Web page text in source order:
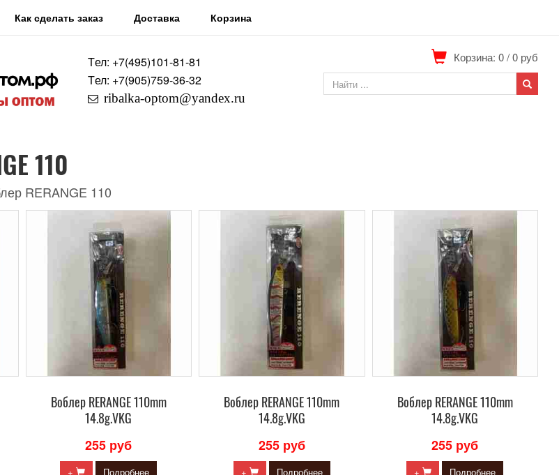
Как сделать заказ Доставка Корзина
Tел: +7(495)101-81-81
Tел: +7(905)759-36-32
ribalka-optom@yandex.ru
Корзина: 0/0 руб
110
RERANGE 110
Воблер RERANGE 110mm
14.8g.VKG
255 руб
+ Подробнее
Воблер RERANGE 110mm
14.8g.VKG
255 руб
+ Подробнее
Воблер RERANGE 110mm
14.8g.VKG
255 руб
+ Подробнее